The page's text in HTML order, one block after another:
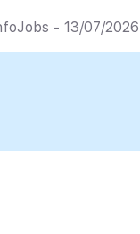
- 13/07/2026